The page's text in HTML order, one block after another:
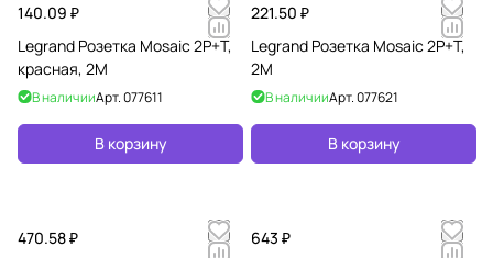
140.09 ₽
Legrand Розетка Mosaic 2P+Т,
красная, 2М
В наличииАрт.077611
В корзину
221.50 ₽
Legrand Розетка Mosaic 2P+Т,
2М
В наличииАрт.077621
В корзину
470.58 ₽
643 ₽